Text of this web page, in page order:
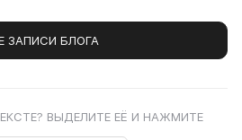
ЗАПИСИ БЛОГА
ВЫДЕЛИТЕ ЕЁ И НАЖМИТЕ